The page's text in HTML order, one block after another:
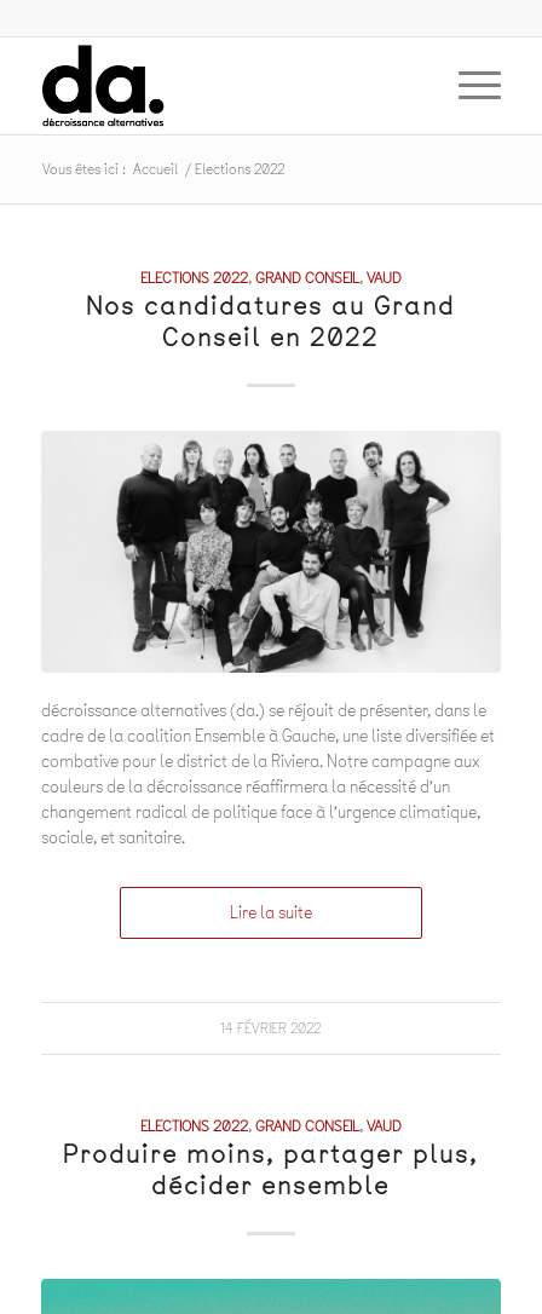
Vous êtes ici : Accueil / Elections 2022
ELECTIONS 2022,GRAND CONSEIL,VAUD
Nos candidatures au Grand
Conseil en 2022
décroissance alternatives (da.) se réjouit de présenter, dans le
cadre de la coalition Ensemble à Gauche, une liste diversifiée et
combative pour le district de la Riviera. Notre campagne aux
couleurs de la décroissance réaffirmera la nécessité d’un
changement radical de politique face à l’urgence climatique,
sociale, et sanitaire.
Lire la suite
14 FÉVRIER 2022
ELECTIONS 2022,GRAND CONSEIL,VAUD
Produire moins, partager plus,
décider ensemble